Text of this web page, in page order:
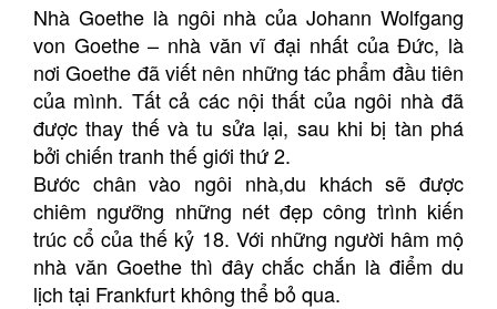
Nhà Goethe là ngôi nhà của Johann Wolfgang
von Goethe – nhà văn vĩ đại nhất của Đức, là
nơi Goethe đã viết nên những tác phẩm đầu tiên
của mình. Tất cả các nội thất của ngôi nhà đã
được thay thế và tu sửa lại, sau khi bị tàn phá
bởi chiến tranh thế giới thứ 2.
Bước chân vào ngôi nhà,du khách sẽ được
chiêm ngưỡng những nét đẹp công trình kiến
trúc cổ của thế kỷ 18. Với những người hâm mộ
nhà văn Goethe thì đây chắc chắn là điểm du
lịch tại Frankfurt không thể bỏ qua.